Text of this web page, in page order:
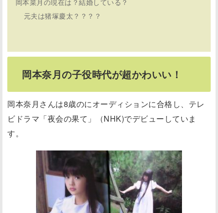
元夫は猪塚慶太？？？？
岡本奈月の子役時代が超かわいい！
岡本奈月さんは8歳のにオーディションに合格し、テレ
ビドラマ「夜会の果て」（NHK)でデビューしていま
す。